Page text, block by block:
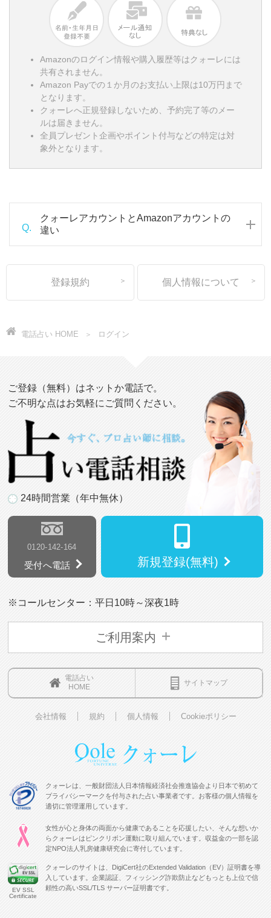
Amazonのログイン情報や購入履歴等はクォーレには
共有されません。
Amazon Payでの１か月のお支払い上限は10万円まで
となります。
クォーレへ正規登録しないため、予約完了等のメー
ルは届きません。
全員プレゼント企画やポイント付与などの特定は対
象外となります。
Q.
クォーレアカウントとAmazonアカウントの
違い
登録規約 個人情報について
電話占い HOME ログイン
ご登録（無料）はネットか電話で。
ご不明な点はお気軽にご質問ください。
24時間営業（年中無休）
0120-142-164
受付へ電話 新規登録(無料)
※コールセンター：平日10時～深夜1時
ご利用案内
電話占い
HOME
サイトマップ
会社情報 規約 個人情報 Cookieポリシー
クォーレは、一般財団法人日本情報経済社会推進協会より日本で初めて
プライバシーマークを付与された占い事業者です。お客様の個人情報を
適切に管理運用しています。
女性が心と身体の両面から健康であることを応援したい、そんな想いか
らクォーレはピンクリボン運動に取り組んでいます。収益金の一部を認
定NPO法人乳房健康研究会に寄付しています。
EV SSL
Certificate
クォーレのサイトは、DigiCert社のExtended Validation（EV）証明書を導
入しています。企業認証、フィッシング詐欺防止などもっとも上位で信
頼性の高いSSL/TLS サーバー証明書です。